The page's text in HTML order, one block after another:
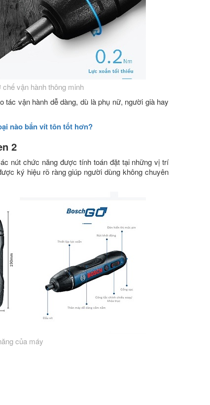
vận hành thông minh
vận hành dễ dàng, dù là phụ nữ, người già hay
nào bắn vít tôn tốt hơn?
2
nút chức năng được tính toán đặt tại những vị trí
ký hiệu rõ ràng giúp người dùng không chuyên
của máy